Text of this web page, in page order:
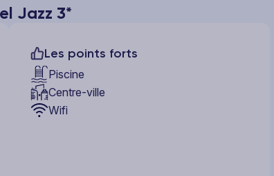
Jazz 3*
Les points forts
Piscine
Centre-ville
Wifi